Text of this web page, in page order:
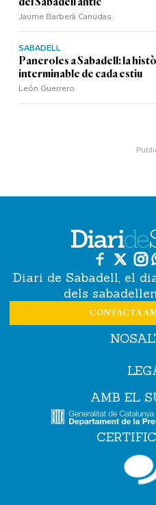
Jaume Barberà Canudas
SABADELL
Paneroles a Sabadell: la
interminable de cada estiu
León Guerrero
Diari de Sabadell, el
dels
CONTACTA
AMB EL